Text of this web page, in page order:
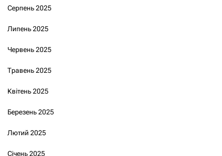
Серпень 2025
Липень 2025
Червень 2025
Травень 2025
Квітень 2025
Березень 2025
Лютий 2025
Січень 2025